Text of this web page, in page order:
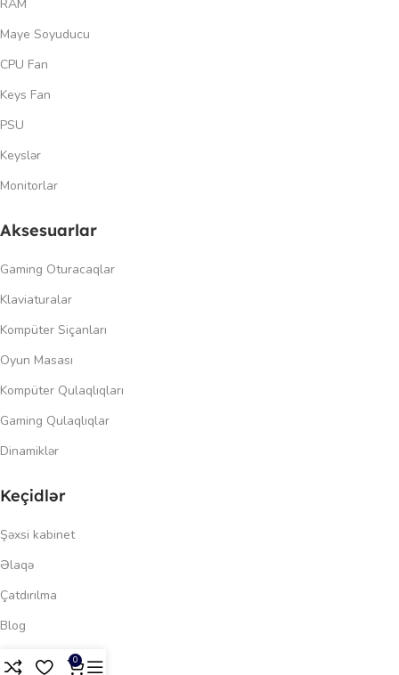
RAM
Maye Soyuducu
CPU Fan
Keys Fan
PSU
Keyslər
Monitorlar
Aksesuarlar
Gaming Oturacaqlar
Klaviaturalar
Kompüter Siçanları
Oyun Masası
Kompüter Qulaqlıqları
Gaming Qulaqlıqlar
Dinamiklər
Keçidlər
Şəxsi kabinet
Əlaqə
Çatdırılma
Blog
Məxfilik siyasəti
0
130.00
₼